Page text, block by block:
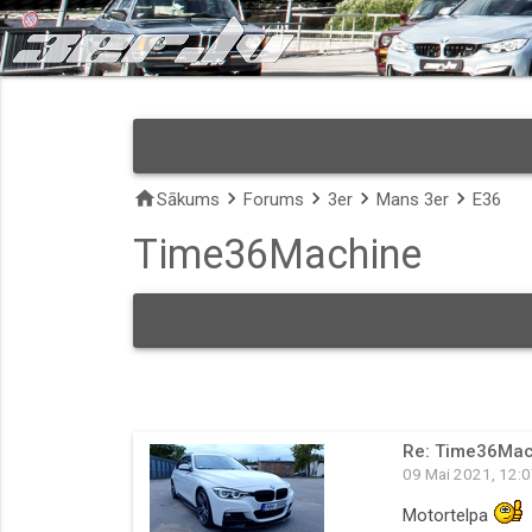
homeSākums keyboard_arrow_right Forums keyboard_arrow_right 3er keyboard_arrow_right Mans 3er keyboard_arrow_right E36
Time36Machine
Re:
09 Mai 2021,
Motortelpa